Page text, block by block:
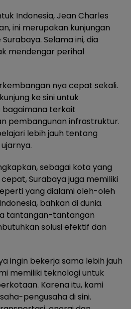
Indonesia, Jean Charles
ini merupakan kunjungan
Selama ini, dia
mendengar perihal
nya cepat sekali.
ke sini untuk
bagaimana terkait
pembangunan infrastruktur.
lebih jauh tentang
sebagai kota yang
Surabaya juga memiliki
yang dialami oleh-oleh
bahkan di dunia.
tantangan-tantangan
solusi efektif dan
ingin bekerja sama lebih jauh
memiliki teknologi untuk
Karena itu, kami
pengusaha di sini.